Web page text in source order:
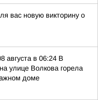
вас новую викторину о
августа в 06:24 В
улице Волкова горела
доме